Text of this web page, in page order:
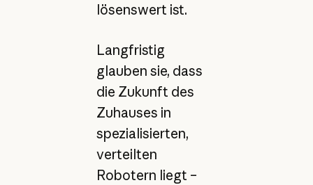
lösenswert ist.
Langfristig
glauben sie, dass
die Zukunft des
Zuhauses in
spezialisierten,
verteilten
Robotern liegt –